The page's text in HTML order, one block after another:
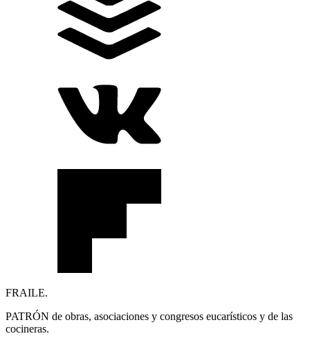
FRAILE.
PATRÓN de obras, asociaciones y congresos eucarísticos y de las
cocineras.